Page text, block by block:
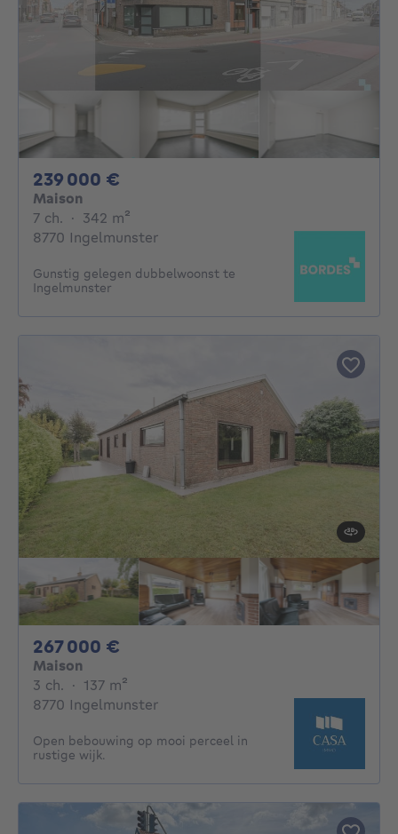
239 000 €
Maison
7 ch. 7 chambres
· 342 m²
8770 Ingelmunster
Gunstig gelegen dubbelwoonst te
Ingelmunster
267 000 €
Maison
3 ch. 3 chambres
· 137 m²
8770 Ingelmunster
Open bebouwing op mooi perceel in
rustige wijk.